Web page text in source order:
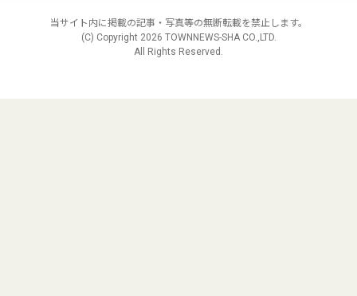
当サイト内に掲載の記事・写真等の無断転載を禁止します。
(C) Copyright 2026 TOWNNEWS-SHA CO.,LTD.
All Rights Reserved.